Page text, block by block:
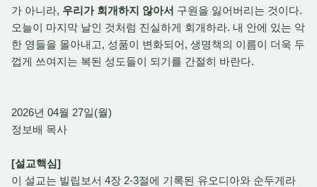
가 아니라, 우리가 회개하지 않아서 구원을 잃어버리는 것이다.
오늘이 마지막 날인 것처럼 진실하게 회개하라. 내 안에 있는 악
한 영들을 몰아내고, 성품이 변화되어, 생명책의 이름이 더욱 두
껍게 쓰여지는 복된 성도들이 되기를 간절히 바란다.
2026년 04월 27일(월)
정보배 목사
[설교핵심]
이 설교는 빌립보서 4장 2-3절에 기록된 유오디아와 순두게라